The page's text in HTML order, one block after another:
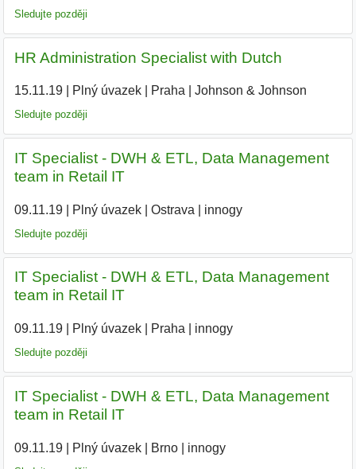
Sledujte později
HR Administration Specialist with Dutch
15.11.19| Plný úvazek| Praha Johnson & Johnson
Sledujte později
IT Specialist - DWH & ETL, Data Management
team in Retail IT
09.11.19| Plný úvazek| Ostrava innogy|
Sledujte později
IT Specialist - DWH & ETL, Data Management
team in Retail IT
09.11.19| Plný úvazek| Praha innogy|
Sledujte později
IT Specialist - DWH & ETL, Data Management
team in Retail IT
09.11.19| Plný úvazek| Brno| innogy|